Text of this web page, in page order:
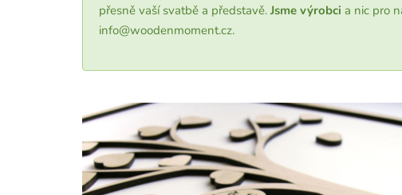
přesně vaší svatbě a představě. Jsme výrobci a nic pro
info@woodenmoment.cz.